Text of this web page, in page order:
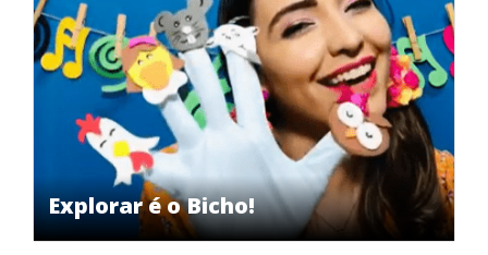
Explorar é o Bicho!